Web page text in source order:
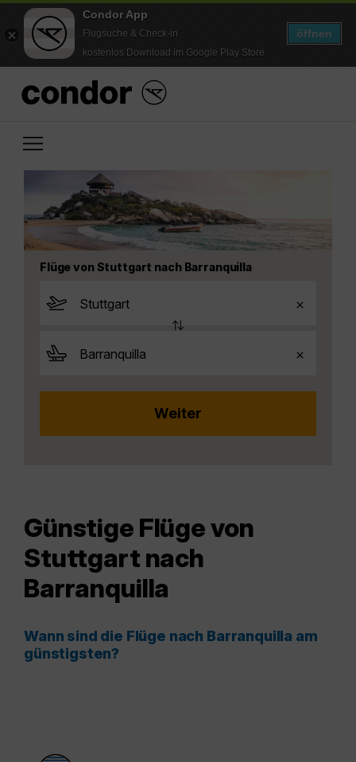
Condor App
Flugsuche & Check-in
kostenlos Download im Google Play Store
öffnen
Flüge von Stuttgart nach Barranquilla
Günstige Flüge von
Stuttgart nach
Barranquilla
Wann sind die Flüge nach Barranquilla am
günstigsten?